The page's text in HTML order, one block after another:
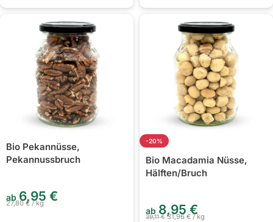
Bio Pekannüsse,
Pekannussbruch
ab6,95 €
27,80€ /kg
-20%
Bio Macadamia Nüsse,
Hälften/Bruch
ab 8,95€
39,11€ 31,96 € /kg